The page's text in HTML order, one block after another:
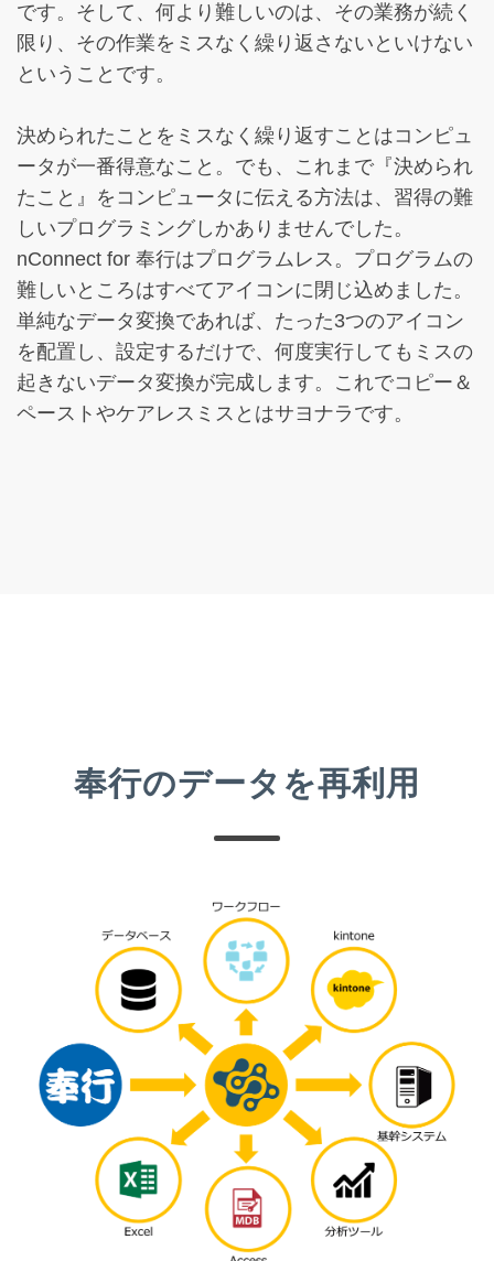
です。そして、何より難しいのは、その業務が続く
限り、その作業をミスなく繰り返さないといけない
ということです。
決められたことをミスなく繰り返すことはコンピュ
ータが一番得意なこと。でも、これまで『決められ
たこと』をコンピュータに伝える方法は、習得の難
しいプログラミングしかありませんでした。
nConnect for 奉行はプログラムレス。プログラムの
難しいところはすべてアイコンに閉じ込めました。
単純なデータ変換であれば、たった3つのアイコン
を配置し、設定するだけで、何度実行してもミスの
起きないデータ変換が完成します。これでコピー＆
ペーストやケアレスミスとはサヨナラです。
奉行のデータを再利用